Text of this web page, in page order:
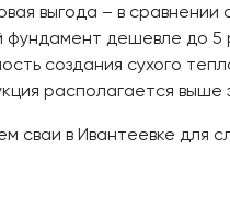
выгода – в сравнении
фундамент дешевле до 5
создания сухого
располагается выше
сваи в Ивантеевке для